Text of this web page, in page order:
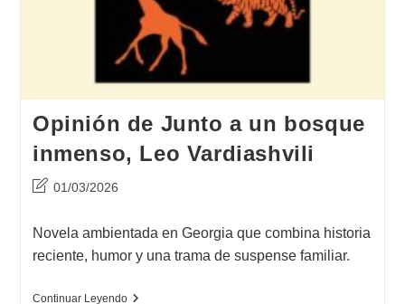
Opinión de Junto a un bosque
inmenso, Leo Vardiashvili
Última
de
la
entrada:
01/03/2026
Novela ambientada en Georgia que combina historia
reciente, humor y una trama de suspense familiar.
Continuar LeyendoOpinión